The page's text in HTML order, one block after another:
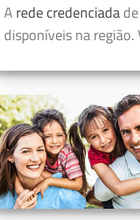
A rede credenciada
disponíveis na